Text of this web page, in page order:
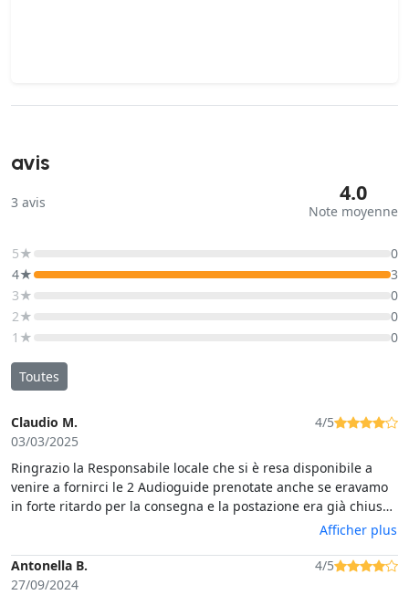
avis
3 avis 4.0
Note moyenne
5★
0
4★
3
3★
0
2★
0
1★
0
Toutes
Claudio M.
03/03/2025
4/5
Ringrazio la Responsabile locale che si è resa disponibile a
venire a fornirci le 2 Audioguide prenotate anche se eravamo
in forte ritardo per la consegna e la postazione era già chiusa.
Le istruzioni per l'uso e la documentazione fornite sono state
esaurienti.Unico neo il fatto che il percorso descritto traccia i
murales "storici" tralasciando quelli più recenti quali esempi
di street art decorativa.
Afficher plus
Antonella B.
27/09/2024
4/5